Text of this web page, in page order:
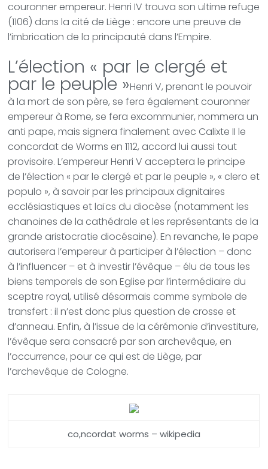
couronner empereur. Henri IV trouva son ultime refuge
(1106) dans la cité de Liège : encore une preuve de
l’imbrication de la principauté dans l’Empire.
L’élection « par le clergé et
par le peuple »Henri V, prenant le pouvoir
à la mort de son père, se fera également couronner
empereur à Rome, se fera excommunier, nommera un
anti pape, mais signera finalement avec Calixte II le
concordat de Worms en 1112, accord lui aussi tout
provisoire. L’empereur Henri V acceptera le principe
de l’élection « par le clergé et par le peuple », « clero et
populo », à savoir par les principaux dignitaires
ecclésiastiques et laïcs du diocèse (notamment les
chanoines de la cathédrale et les représentants de la
grande aristocratie diocésaine). En revanche, le pape
autorisera l’empereur à participer à l’élection – donc
à l’influencer – et à investir l’évêque – élu de tous les
biens temporels de son Eglise par l’intermédiaire du
sceptre royal, utilisé désormais comme symbole de
transfert : il n’est donc plus question de crosse et
d’anneau. Enfin, à l’issue de la cérémonie d’investiture,
l’évêque sera consacré par son archevêque, en
l’occurrence, pour ce qui est de Liège, par
l’archevêque de Cologne.
co,ncordat worms – wikipedia